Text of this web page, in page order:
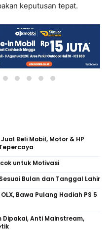
keputusan tepat.
Beli Mobil, Motor & HP
untuk Motivasi
Bulan dan Tanggal Lahir
Bawa Pulang Hadiah PS 5
Dipakai, Anti Mainstream,